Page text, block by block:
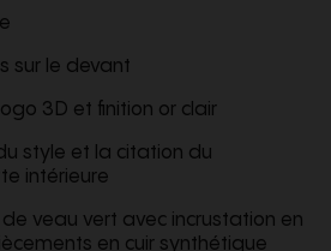
sur le devant
3D et finition or clair
style et la citation du
intérieure
de veau vert avec incrustation en
en cuir synthétique